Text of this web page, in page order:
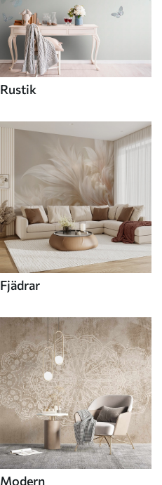
Rustik
Fjädrar
Modern